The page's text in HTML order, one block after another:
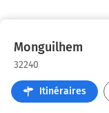
Monguilhem
32240
Itinéraires